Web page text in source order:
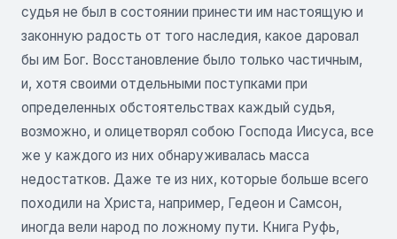
судья не был в состоянии принести им настоящую и
законную радость от того наследия, какое даровал
бы им Бог. Восстановление было только частичным,
и, хотя своими отдельными поступками при
определенных обстоятельствах каждый судья,
возможно, и олицетворял собою Господа Иисуса, все
же у каждого из них обнаруживалась масса
недостатков. Даже те из них, которые больше всего
походили на Христа, например, Гедеон и Самсон,
иногда вели народ по ложному пути. Книга Руфь,